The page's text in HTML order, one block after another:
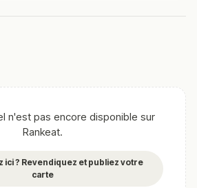
et familiale, avec un accueil
n'est pas encore disponible sur
Rankeat.
ici ? Revendiquez et publiez votre
carte